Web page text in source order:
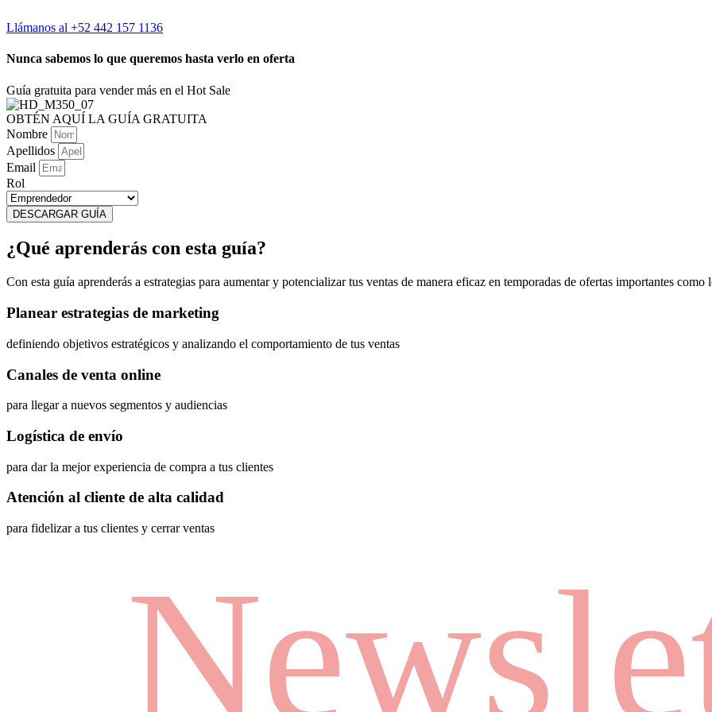
Llámanos al +52 442 157 1136
Nunca sabemos lo que queremos hasta verlo en oferta
Guía gratuita para vender más en el Hot Sale
OBTÉN AQUÍ LA GUÍA GRATUITA
Nombre
Apellidos
Email
Rol
DESCARGAR GUÍA
¿Qué aprenderás con esta guía?
Con esta guía aprenderás a estrategias para aumentar y potencializar tus ventas de manera eficaz en temporadas de ofertas importantes
Planear estrategias de marketing
definiendo objetivos estratégicos y analizando el comportamiento de tus ventas
Canales de venta online
para llegar a nuevos segmentos y audiencias
Logística de envío
para dar la mejor experiencia de compra a tus clientes
Atención al cliente de alta calidad
para fidelizar a tus clientes y cerrar ventas